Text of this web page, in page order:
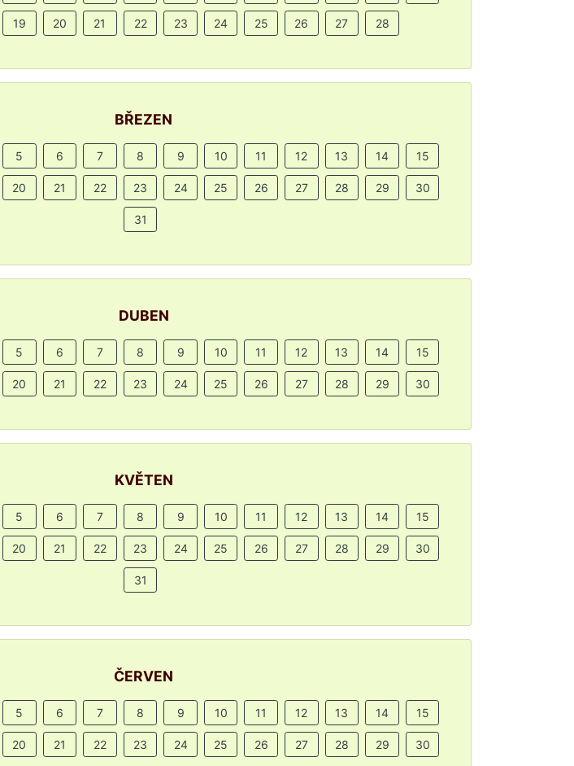
19 20 21 22 23 24 25 26 27 28
BŘEZEN
5 6 7 8 9 10 11 12 13 14 15
20 21 22 23 24 25 26 27 28 29 30
31
DUBEN
5 6 7 8 9 10 11 12 13 14 15
20 21 22 23 24 25 26 27 28 29 30
KVĚTEN
5 6 7 8 9 10 11 12 13 14 15
20 21 22 23 24 25 26 27 28 29 30
31
ČERVEN
5 6 7 8 9 10 11 12 13 14 15
20 21 22 23 24 25 26 27 28 29 30